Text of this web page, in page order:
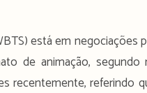
está em
de animação,
recentemente, referindo